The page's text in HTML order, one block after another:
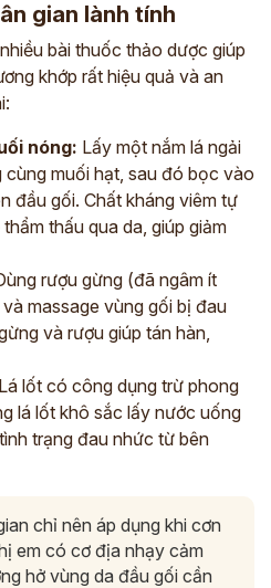
gian lành tính
bài thuốc thảo dược giúp
khớp rất hiệu quả và an
nóng: Lấy một nắm lá ngải
muối hạt, sau đó bọc vào
đầu gối. Chất kháng viêm tự
thấu qua da, giúp giảm
rượu gừng (đã ngâm ít
massage vùng gối bị đau
và rượu giúp tán hàn,
Lá lốt có công dụng trừ phong
lá lốt khô sắc lấy nước uống
trạng đau nhức từ bên
chỉ nên áp dụng khi cơn
em có cơ địa nhạy cảm
hở vùng da đầu gối cần